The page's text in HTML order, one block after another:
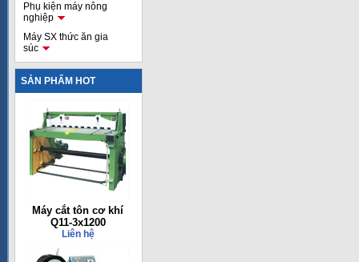
Phụ kiện máy nông
nghiệp
Máy SX thức ăn gia
súc
SẢN PHẨM HOT
Máy cắt tôn cơ khí
Q11-3x1200
Liên hệ